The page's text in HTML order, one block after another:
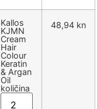
Kallos
KJMN
Cream
Hair
Colour
Keratin
& Argan
Oil
količina
48,94 kn